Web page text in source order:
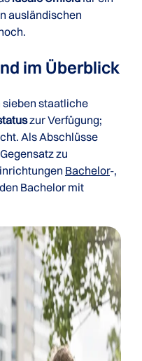
ausländischen
im Überblick
sieben staatliche
zur Verfügung;
Als Abschlüsse
zu
Bachelor-,
Bachelor mit